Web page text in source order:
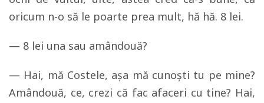
oricum n-o să le poarte prea mult, hă hă. 8 lei.
— 8 lei una sau amândouă?
— Hai, mă Costele, aşa mă cunoşti tu pe mine?
Amândouă, ce, crezi că fac afaceri cu tine? Hai,